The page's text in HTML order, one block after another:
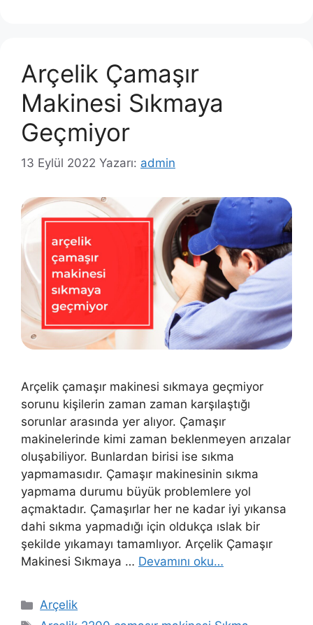
Arçelik Çamaşır
Makinesi Sıkmaya
Geçmiyor
13 Eylül 2022 Yazarı: admin
Arçelik çamaşır makinesi sıkmaya geçmiyor
sorunu kişilerin zaman zaman karşılaştığı
sorunlar arasında yer alıyor. Çamaşır
makinelerinde kimi zaman beklenmeyen arızalar
oluşabiliyor. Bunlardan birisi ise sıkma
yapmamasıdır. Çamaşır makinesinin sıkma
yapmama durumu büyük problemlere yol
açmaktadır. Çamaşırlar her ne kadar iyi yıkansa
dahi sıkma yapmadığı için oldukça ıslak bir
şekilde yıkamayı tamamlıyor. Arçelik Çamaşır
Makinesi Sıkmaya … Devamını oku…
Kategoriler
Arçelik